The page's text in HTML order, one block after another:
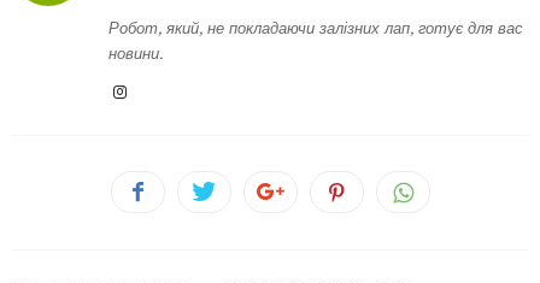
Робот, який, не покладаючи залізних лап, готує для вас
новини.